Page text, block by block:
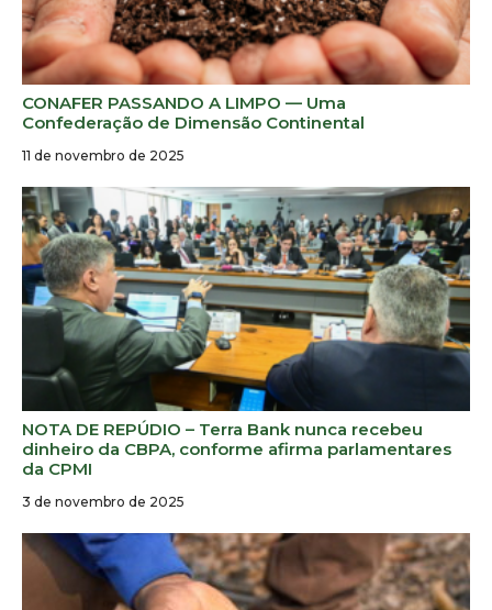
CONAFER PASSANDO A LIMPO — Uma
Confederação de Dimensão Continental
11 de novembro de 2025
NOTA DE REPÚDIO – Terra Bank nunca recebeu
dinheiro da CBPA, conforme afirma parlamentares
da CPMI
3 de novembro de 2025